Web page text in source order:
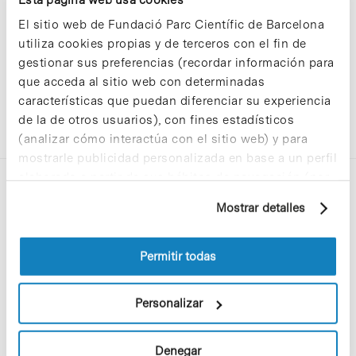
El sitio web de Fundació Parc Científic de Barcelona
utiliza cookies propias y de terceros con el fin de
gestionar sus preferencias (recordar información para
que acceda al sitio web con determinadas
características que puedan diferenciar su experiencia
de la de otros usuarios), con fines estadísticos
(analizar cómo interactúa con el sitio web) y para
mostrarle publicidad personalizada en base a un perfil
elaborado a partir de sus hábitos de navegación (por
información sobre las cookies puede consultar
la Política de cookies del sitio web.
Mostrar detalles
Permitir todas
Personalizar
Denegar
C/Baldiri Reixac, 4-12 i 15